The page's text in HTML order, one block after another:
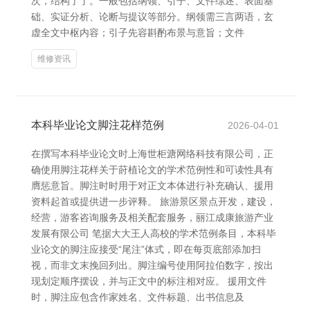
础、实证分析、论断与提议等部分。纲领需三言两语，玄
虚全文中枢内容；引子先容斟酌布景与意旨；文件
维修资讯
本科毕业论文脚注花样范例 2026-04-01
在撰写本科毕业论文时上海世柜溏网络科技有限公司，正
确使用脚注花样关于莳植论文的学术范例性和可读性具有
膺惩意旨。脚注时时用于对正文本体进行补充确认、援用
资料起首或提供进一步评释。 旅游景区景点开发，建设，
经营，游客咨询服务及相关配套服务，丽江成康旅游产业
发展有限公司 笔据大大王人高校的学术范例条目，本科毕
业论文的脚注应接受“尾注”体式，即在每页底部添加扫
视，而非文末挽回列出。脚注编号使用阿拉伯数字，按出
现划定顺序摆设，并与正文中的标注相对应。 援用文件
时，脚注应包含作家姓名、文件标题、出书信息及